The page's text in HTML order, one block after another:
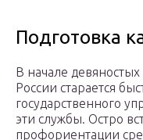
Подготовка
В начале девяностых
России старается
государственного
эти службы. Остро
профориентации